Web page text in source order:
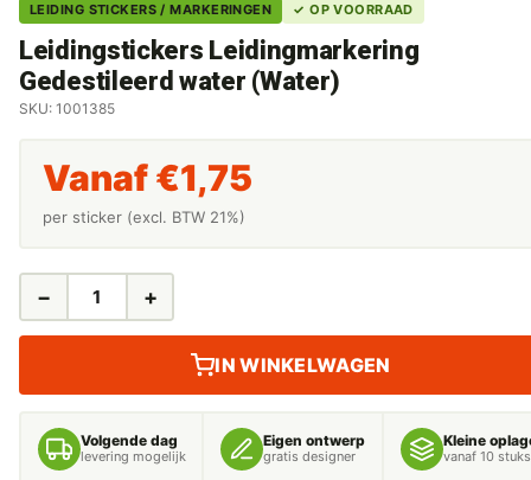
LEIDING STICKERS / MARKERINGEN ✓ OP VOORRAAD
Leidingstickers Leidingmarkering
Gedestileerd water (Water)
SKU: 1001385
Vanaf €1,75
per sticker (excl. BTW 21%)
LEIDINGSTICKERS
AANTAL
− +
IN WINKELWAGEN
Volgende dag
levering mogelijk
Eigen ontwerp
gratis designer
Kleine
vanaf 10 stuks